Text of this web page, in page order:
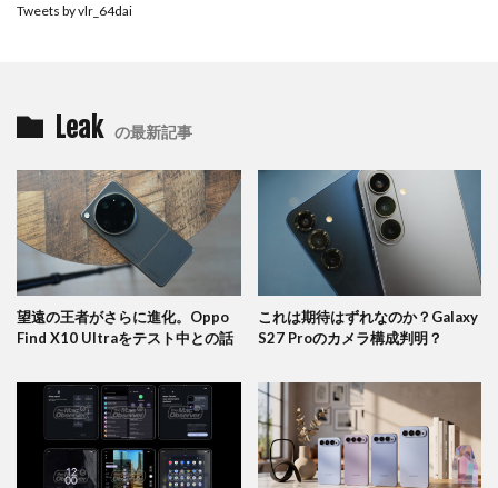
Tweets by vlr_64dai
Leak の最新記事
望遠の王者がさらに進化。Oppo
Find X10 Ultraをテスト中との話
これは期待はずれなのか？Galaxy
S27 Proのカメラ構成判明？